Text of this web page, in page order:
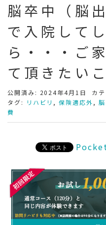
脳卒中（脳
で入院して
ら・・・ご
て頂きたい
公開済み: 2024年4月1日 カ
タグ:
リハビリ ,保険適応外,
費